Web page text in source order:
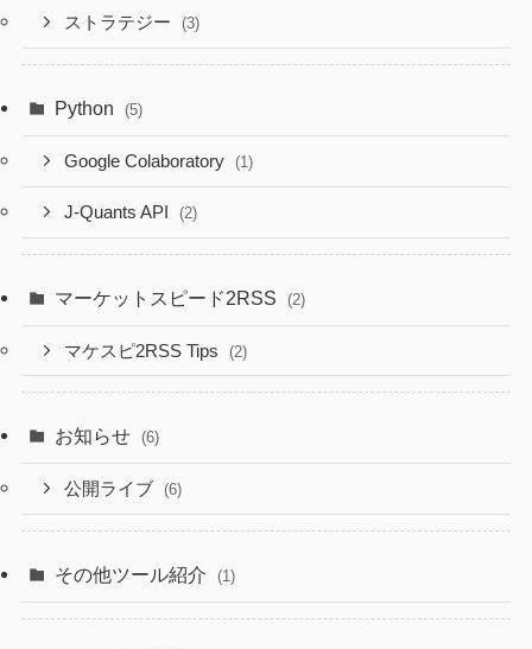
ストラテジー (3)
Python (5)
Google Colaboratory (1)
J-Quants API (2)
マーケットスピード2RSS (2)
マケスピ2RSS Tips (2)
お知らせ (6)
公開ライブ (6)
その他ツール紹介 (1)